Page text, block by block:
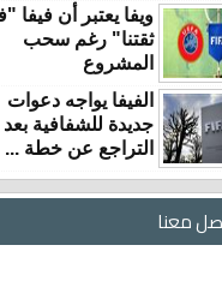
ويفا يعتبر أن فيفا "فقد
ثقتنا" رغم سحب
المشروع
الفيفا يواجه دعوات
جديدة للشفافية بعد
التراجع عن خطة ...